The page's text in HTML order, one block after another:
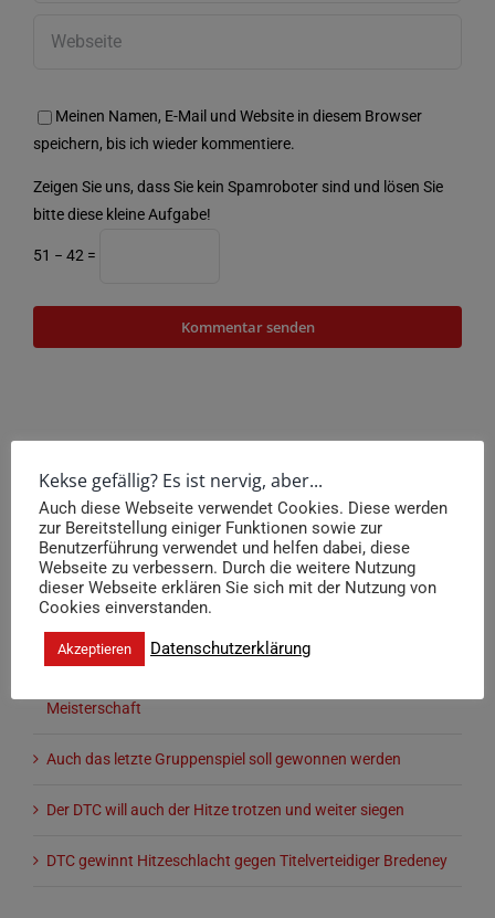
Meinen Namen, E-Mail und Website in diesem Browser
speichern, bis ich wieder kommentiere.
Zeigen Sie uns, dass Sie kein Spamroboter sind und lösen Sie
bitte diese kleine Aufgabe!
51 − 42 =
Suche
nach:
Neueste Beiträge
Die Herren 30 des DTC sind Deutscher Meister
Meisterschaft
Auch das letzte Gruppenspiel soll gewonnen werden
Der DTC will auch der Hitze trotzen und weiter siegen
DTC gewinnt Hitzeschlacht gegen Titelverteidiger Bredeney
Kekse gefällig? Es ist nervig, aber...
Auch diese Webseite verwendet Cookies. Diese werden
zur Bereitstellung einiger Funktionen sowie zur
Benutzerführung verwendet und helfen dabei, diese
Webseite zu verbessern. Durch die weitere Nutzung
dieser Webseite erklären Sie sich mit der Nutzung von
Cookies einverstanden.
Akzeptieren Datenschutzerklärung